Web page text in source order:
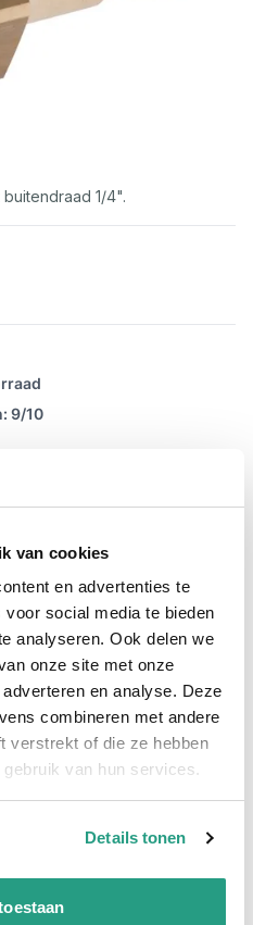
van cookies
en advertenties te
social media te bieden
analyseren. Ook delen we
onze site met onze
en analyse. Deze
combineren met andere
verstrekt of die ze hebben
van hun services.
Details tonen
1/4".
9/10
Per stuk
op